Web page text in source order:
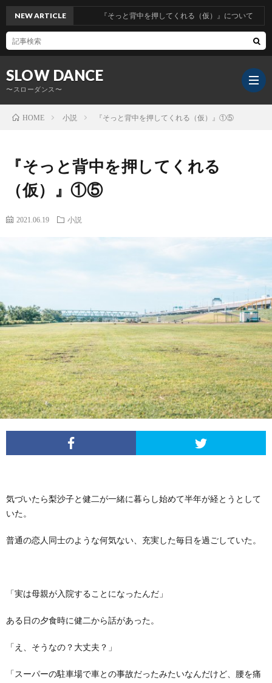
SLOW DANCE
〜スローダンス〜
NEW ARTICLE 『そっと背中を押してくれる（仮）』について
HOME 小説 『そっと背中を押してくれる（仮）』①⑤
『そっと背中を押してくれる
（仮）』①⑤
2021.06.19 小説
気づいたら梨沙子と健二が一緒に暮らし始めて半年が経とうとして
いた。
普通の恋人同士のような何気ない、充実した毎日を過ごしていた。
「実は母親が入院することになったんだ」
ある日の夕食時に健二から話があった。
「え、そうなの？大丈夫？」
「スーパーの駐車場で車との事故だったみたいなんだけど、腰を痛